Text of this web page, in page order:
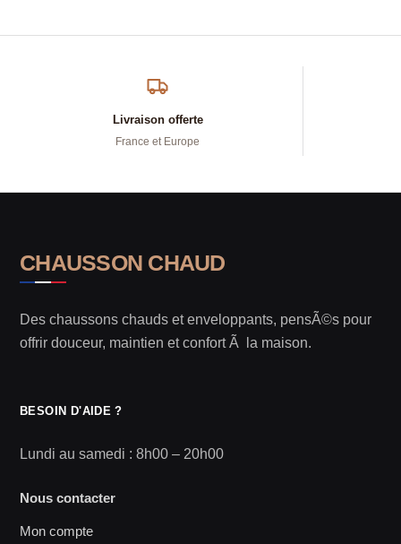
Livraison offerte
France et Europe
CHAUSSON CHAUD
Des chaussons chauds et enveloppants, pensÃ©s pour
offrir douceur, maintien et confort Ã la maison.
BESOIN D'AIDE ?
Lundi au samedi : 8h00 – 20h00
Nous contacter
Mon compte